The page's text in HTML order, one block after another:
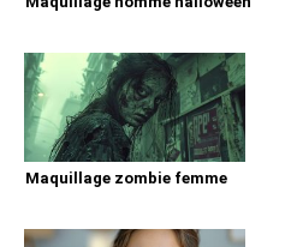
Maquillage zombie femme